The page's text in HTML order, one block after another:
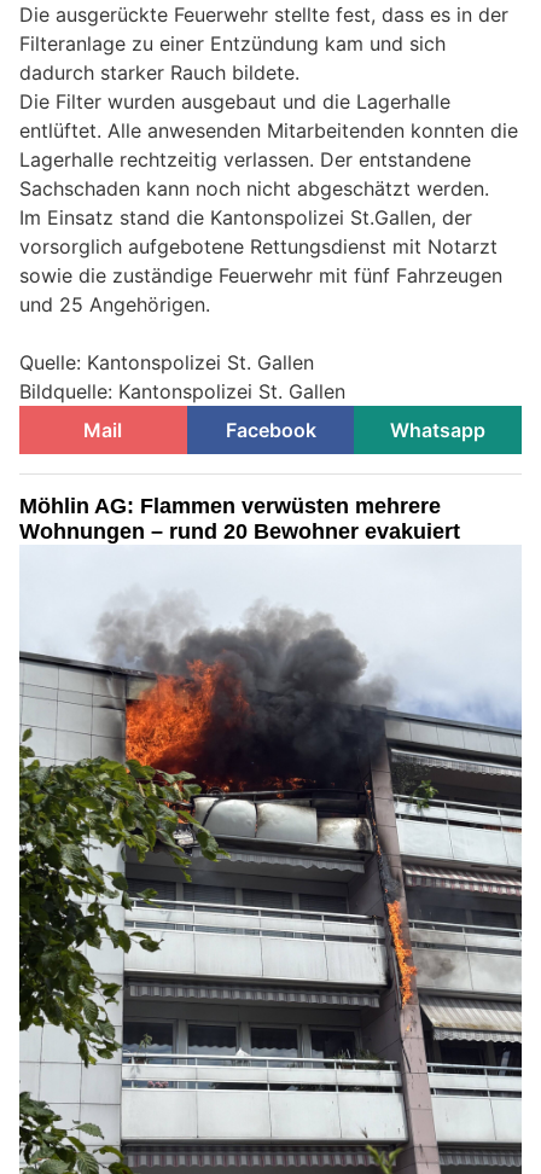
Die ausgerückte Feuerwehr stellte fest, dass es in der
Filteranlage zu einer Entzündung kam und sich
dadurch starker Rauch bildete.
Die Filter wurden ausgebaut und die Lagerhalle
entlüftet. Alle anwesenden Mitarbeitenden konnten die
Lagerhalle rechtzeitig verlassen. Der entstandene
Sachschaden kann noch nicht abgeschätzt werden.
Im Einsatz stand die Kantonspolizei St.Gallen, der
vorsorglich aufgebotene Rettungsdienst mit Notarzt
sowie die zuständige Feuerwehr mit fünf Fahrzeugen
und 25 Angehörigen.
Quelle: Kantonspolizei St. Gallen
Bildquelle: Kantonspolizei St. Gallen
Mail
Facebook Whatsapp
Möhlin AG: Flammen verwüsten mehrere
Wohnungen – rund 20 Bewohner evakuiert